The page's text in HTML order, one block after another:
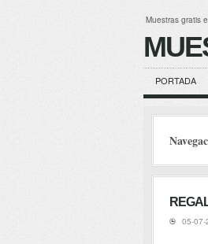
Muestras gratis
PORTADA
05-07-